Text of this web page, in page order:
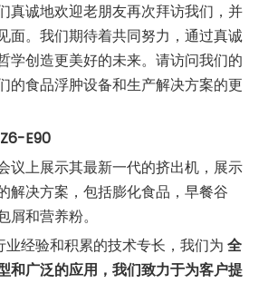
真诚地欢迎老朋友再次拜访我们，并
面。我们期待着共同努力，通过真诚
学创造更美好的未来。请访问我们的
的食品浮肿设备和生产解决方案的更
Z6-E90
议上展示其最新一代的挤出机，展示
解决方案，包括膨化食品，早餐谷
和营养粉。
业经验和积累的技术专长，我们为 全
和广泛的应用，我们致力于为客户提